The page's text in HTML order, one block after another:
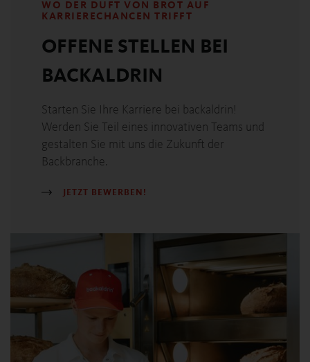
WO DER DUFT VON BROT AUF
KARRIERECHANCEN TRIFFT
OFFENE STELLEN BEI
BACKALDRIN
Starten Sie Ihre Karriere bei backaldrin!
Werden Sie Teil eines innovativen Teams und
gestalten Sie mit uns die Zukunft der
Backbranche.
JETZT BEWERBEN!